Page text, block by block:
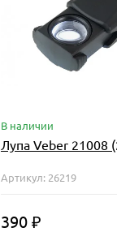
В наличии
Лупа Veber 21008
Артикул: 26219
390 ₽